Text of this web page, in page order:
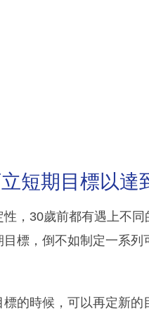
短期目標以達
，30歲前都有遇上不
標，倒不如制定一系
的時候，可以再定新的